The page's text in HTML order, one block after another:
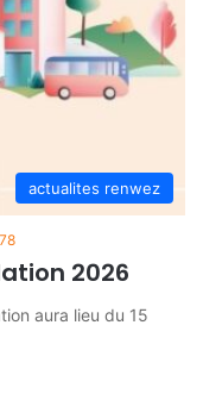
actualites renwez
2026
aura lieu du 15